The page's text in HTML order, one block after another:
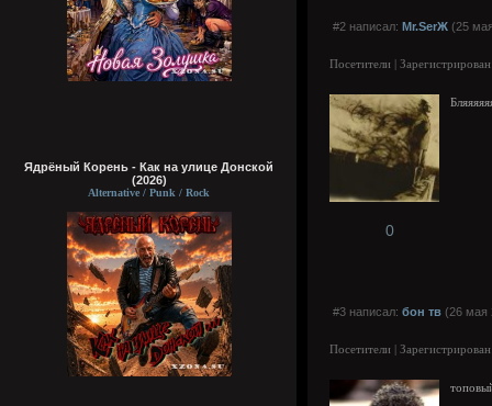
Ядрёный Корень - Как на улице Донской
(2026)
Alternative / Punk / Rock
#2 написал: Mr.SerЖ (25
Посетители |
0
#3 написал: бон тв (26 мая
Посетители |